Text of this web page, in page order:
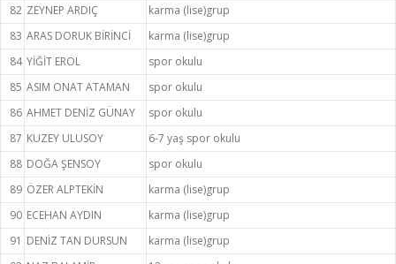
82 ZEYNEP ARDIÇ
karma (lise)grup
83 ARAS DORUK BİRİNCİ
karma (lise)grup
84 YİĞİT EROL
spor okulu
85 ASIM ONAT ATAMAN
spor okulu
86 AHMET DENİZ GÜNAY
spor okulu
87 KUZEY ULUSOY
6-7 yaş spor okulu
88 DOĞA ŞENSOY
spor okulu
89 ÖZER ALPTEKİN
karma (lise)grup
90 ECEHAN AYDIN
karma (lise)grup
91 DENİZ TAN DURSUN
karma (lise)grup